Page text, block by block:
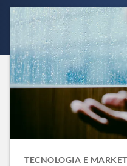
TECNOLOGIA E